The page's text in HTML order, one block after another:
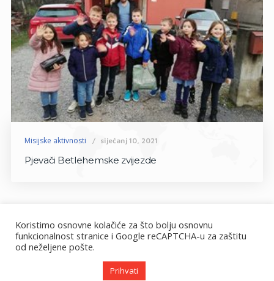
Misijske aktivnosti siječanj 10, 2021
Pjevači Betlehemske zvijezde
Koristimo osnovne kolačiće za što bolju osnovnu
funkcionalnost stranice i Google reCAPTCHA-u za zaštitu
od neželjene pošte.
Prihvati